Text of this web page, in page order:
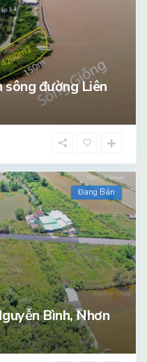
đường Liên
Đang Bán
Bình, Nhơn